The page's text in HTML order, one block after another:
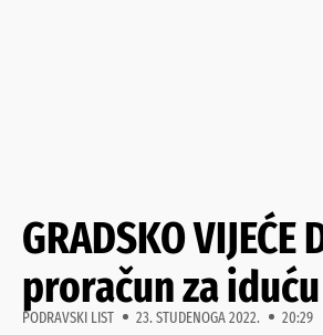
GRADSKO
proračun za
PODRAVSKI LIST 23. STUDENOGA 2022. 20:29